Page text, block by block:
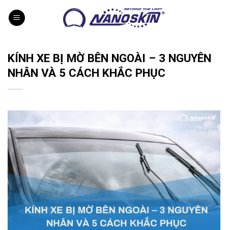
KÍNH XE BỊ MỜ BÊN NGOÀI – 3 NGUYÊN
NHÂN VÀ 5 CÁCH KHẮC PHỤC